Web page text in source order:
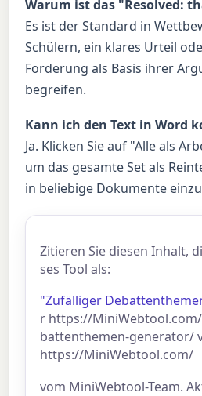
Warum ist das "Resolved:
Es ist der Standard in
Schülern, ein klares Urteil
Forderung als Basis ihrer
begreifen.
Kann ich den Text in Word
Ja. Klicken Sie auf "Alle als
um das gesamte Set als
in beliebige Dokumente
Zitieren Sie diesen Inhalt,
ses Tool als:
"Zufälliger
r https://
battenthemen-generator/
https://MiniWebtool.com/
vom MiniWebtool-Team.